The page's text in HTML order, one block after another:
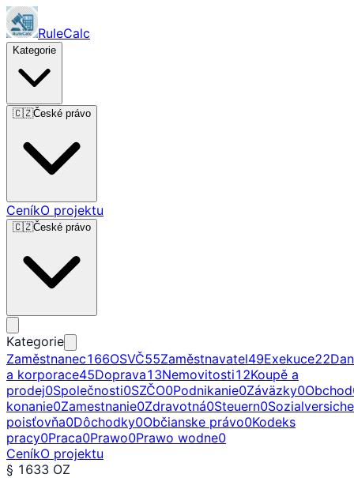
RuleCalc
Kategorie
🇨🇿České právo
CeníkO projektu
🇨🇿České právo
Kategorie
Zaměstnanec166OSVČ55Zaměstnavatel49Exekuce22
a korporace45Doprava13Nemovitosti12Koupě a
prodej0Společnosti0SZČO0Podnikanie0Záväzky0Obchod
konanie0Zamestnanie0Zdravotná0Steuern0
poisťovňa0Dôchodky0Občianske právo0Kodeks
pracy0Praca0Prawo0Prawo wodne0
CeníkO projektu
§ 1633 OZ